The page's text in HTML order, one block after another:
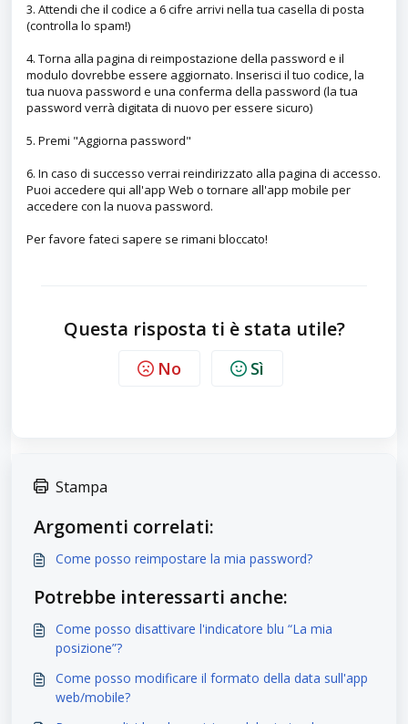
3. Attendi che il codice a 6 cifre arrivi nella tua casella di posta
(controlla lo spam!)
4. Torna alla pagina di reimpostazione della password e il
modulo dovrebbe essere aggiornato. Inserisci il tuo codice, la
tua nuova password e una conferma della password (la tua
password verrà digitata di nuovo per essere sicuro)
5. Premi "Aggiorna password"
6. In caso di successo verrai reindirizzato alla pagina di accesso.
Puoi accedere qui all'app Web o tornare all'app mobile per
accedere con la nuova password.
Per favore fateci sapere se rimani bloccato!
Questa risposta ti è stata utile?
No Sì
Stampa
Argomenti correlati:
Come posso reimpostare la mia password?
Potrebbe interessarti anche:
Come posso disattivare l'indicatore blu “La mia
posizione”?
Come posso modificare il formato della data sull'app
web/mobile?